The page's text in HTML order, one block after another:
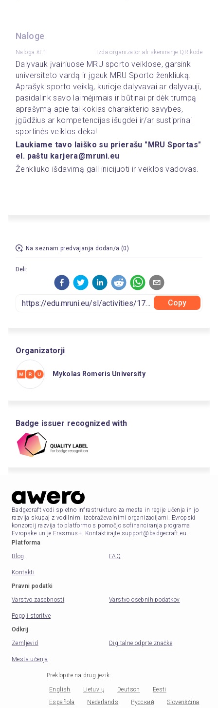
Naloge
Naloga št.1 Izda organizator ali skeniranje QR kode
Dalyvauk įvairiuose MRU sporto veiklose, garsink
universiteto vardą ir įgauk MRU Sporto ženkliuką.
Aprašyk sporto veiklą, kurioje dalyvavai ar dalyvauji,
pasidalink savo laimėjimais ir būtinai pridėk trumpą
aprašymą apie tai kokias charakterio savybes,
įgūdžius ar kompetencijas išugdei ir/ar sustiprinai
sportinės veiklos dėka!
Laukiame tavo laiško su prierašu "MRU Sportas"
el. paštu karjera@mruni.eu
Ženkliuko išdavimą gali inicijuoti ir veiklos vadovas.
Na seznam predvajanja dodan/a (0)
Deli:
Copy
Organizatorji
Mykolas Romeris University
Badge issuer recognized with
Badgecraft vodi spletno infrastrukturo za mesta in regije učenja in jo
razvija skupaj z vodilnimi izobraževalnimi organizacijami. Evropski
konzorcij razvija to platformo s pomočjo sofinanciranja programa
Evropske unije Erasmus+. Kontaktirajte support@badgecraft.eu.
Platforma
Blog
FAQ
Kontakti
Pravni podatki
Varstvo zasebnosti
Varstvo osebnih podatkov
Pogoji storitve
Odkrij
Zemljevid
Digitalne odprte značke
Mesta učenja
Preklopite na drug jezik:
English Lietuvių Deutsch
Eesti
Española
Nederlands Русский Slovenščina